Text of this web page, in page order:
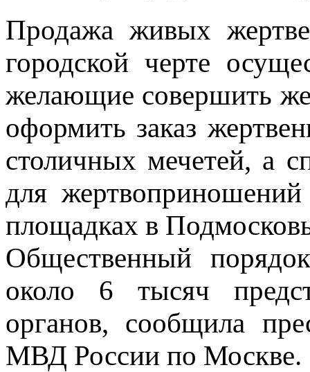
Продажа живых
городской черте
желающие совершить
оформить заказ
столичных мечетей, а
для
площадках в
Общественный
около 6 тысяч
органов, сообщила
МВД России по Москве.